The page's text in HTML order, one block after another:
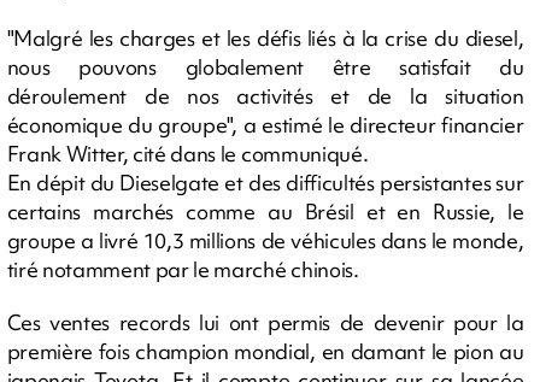
"Malgré les charges et les défis liés à la crise du diesel,
nous pouvons globalement être satisfait du
déroulement de nos activités et de la situation
économique du groupe", a estimé le directeur financier
Frank Witter, cité dans le communiqué.
En dépit du Dieselgate et des difficultés persistantes sur
certains marchés comme au Brésil et en Russie, le
groupe a livré 10,3 millions de véhicules dans le monde,
tiré notamment par le marché chinois.
Ces ventes records lui ont permis de devenir pour la
première fois champion mondial, en damant le pion au